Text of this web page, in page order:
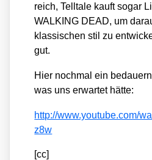
reich, Tell­ta­le kauft sogar
WALKING DEAD, um
klas­si­schen stil zu
gut.
Hier noch­mal ein
was uns erwar­tet hät­te:
http://​www​.you​tube​.com/​
z8w
[cc]